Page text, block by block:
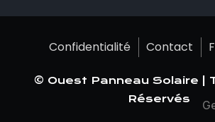
© Ouest Panneau Solaire |
Réservés
Confidentialité Contact